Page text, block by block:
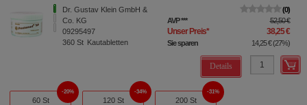
Dr. Gustav Klein GmbH &
Co. KG
09295497
360 St Kautabletten
0
AVP*** 52,50 €
Unser Preis* 38,25 €
Sie sparen 14,25 €(27%)
Details
60 St
20%
120 St
34%
200 St
31%